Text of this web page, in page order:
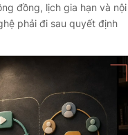
đồng, lịch gia hạn và nội
phải đi sau quyết định